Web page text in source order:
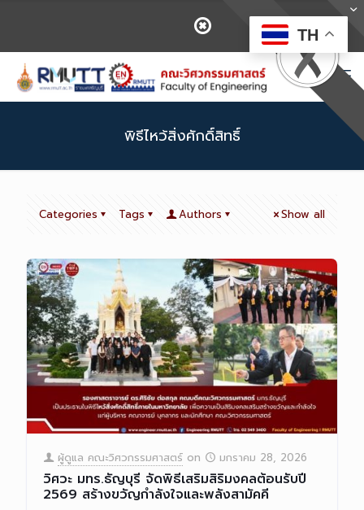
พิธีไหว้สิ่งศักดิ์สิทธิ์
Categories Tags Authors Show all
ผู้ดูแล คณะวิศวกรรมศาสตร์ on มกราคม 28, 2026
วิศวะ มทร.ธัญบุรี จัดพิธีเสริมสิริมงคลต้อนรับปี
2569 สร้างขวัญกำลังใจและพลังสามัคคี
TH